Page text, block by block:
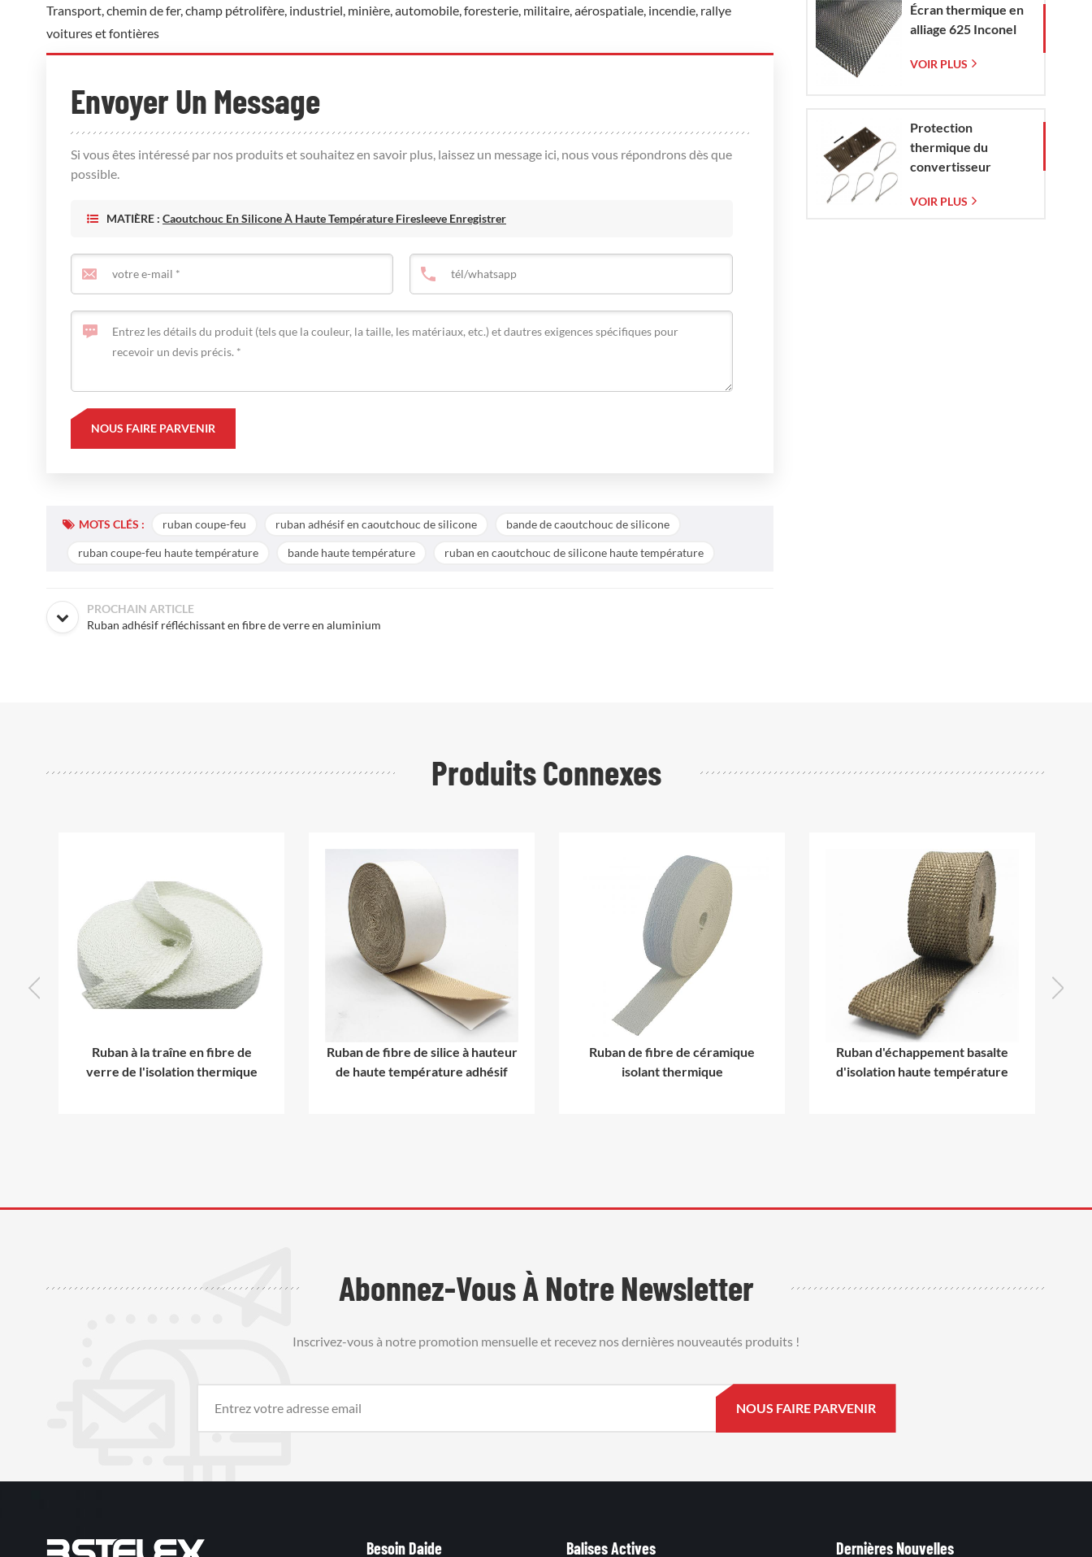
Transport, chemin de fer, champ pétrolifère, industriel, minière, automobile, foresterie, militaire, aérospatiale, incendie, rallye
voitures et fontières
Envoyer Un Message
Si vous êtes intéressé par nos produits et souhaitez en savoir plus, laissez un message ici, nous vous répondrons dès que
possible.
MATIÈRE : Caoutchouc En Silicone À Haute Température Firesleeve Enregistrer
MOTS CLÉS : ruban coupe-feu ruban adhésif en caoutchouc de silicone bande de caoutchouc de silicone
ruban coupe-feu haute température bande haute température ruban en caoutchouc de silicone haute température
PROCHAIN ARTICLE
Ruban adhésif réfléchissant en fibre de verre en aluminium
Écran thermique en
alliage 625 Inconel
VOIR PLUS
Protection
thermique du
convertisseur
Corvette C7 (2014-
VOIR PLUS
Produits Connexes
Ruban à la traîne en fibre de
verre de l'isolation thermique
Ruban de fibre de silice à hauteur
de haute température adhésif
Ruban de fibre de céramique
isolant thermique
Ruban d'échappement basalte
d'isolation haute température
Abonnez-Vous À Notre Newsletter
Inscrivez-vous à notre promotion mensuelle et recevez nos dernières nouveautés produits !
Besoin Daide Balises Actives Dernières Nouvelles